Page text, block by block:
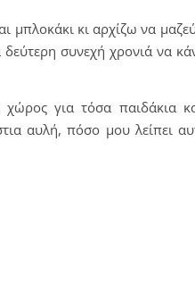
μπλοκάκι κι αρχίζω να
συνεχή χρονιά να
χώρος για τόσα
αυλή, πόσο μου λείπει